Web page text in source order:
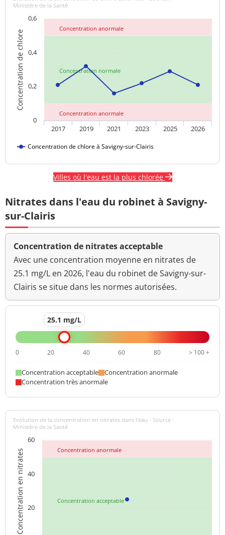
Concentration normale
Concentration anormale
Concentration anormale
Concentration de chlore
Ministère de la Santé
Concentration de chlore à Savigny-sur-Clairis
2017 2019 2021 2023 2025 2026
0
0,2
0,4
0,6
Villes où l'eau est la plus chlorée
Nitrates dans l'eau du robinet à Savigny-
sur-Clairis
Concentration de nitrates acceptable
Avec une concentration moyenne en nitrates de
25.1 mg/L en 2026, l'eau du robinet de Savigny-sur-
Clairis se situe dans les normes autorisées.
25.1 mg/L
0 20 40 60 80 > 100 +
Concentration acceptable
Concentration anormale
Concentration très anormale
Concentration acceptable
Concentration anormale
Concentration en nitrates
Evolution de la concentration en nitrates dans l'eau - Source :
Ministère de la Santé
20
40
60